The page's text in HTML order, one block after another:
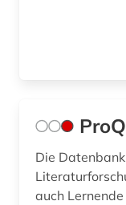
Die
auch